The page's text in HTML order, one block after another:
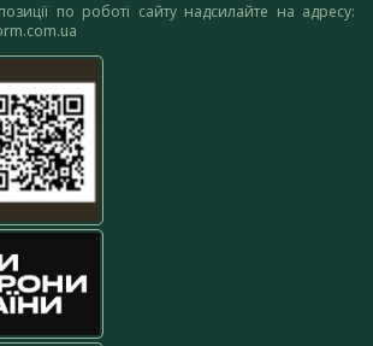
по роботі сайту надсилайте на адресу: